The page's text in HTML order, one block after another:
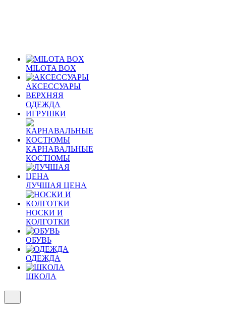
MILOTA BOX
АКСЕССУАРЫ
ВЕРХНЯЯ
ОДЕЖДА
ИГРУШКИ
КАРНАВАЛЬНЫЕ
КОСТЮМЫ
ЛУЧШАЯ ЦЕНА
НОСКИ И
КОЛГОТКИ
ОБУВЬ
ОДЕЖДА
ШКОЛА